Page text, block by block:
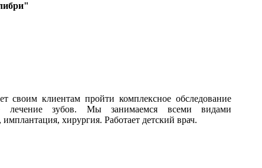
своим клиентам пройти комплексное обследование
лечение зубов. Мы занимаемся всеми видами
хирургия. Работает детский врач.